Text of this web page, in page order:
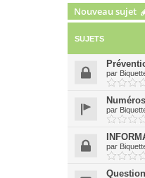
Nouveau sujet
SUJETS
par
par
par